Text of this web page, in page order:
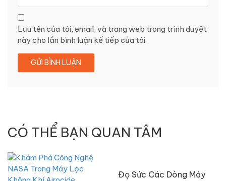
Lưu tên của tôi, email, và trang web trong trình duyệt
này cho lần bình luận kế tiếp của tôi.
CÓ THỂ BẠN QUAN TÂM
Đọ Sức Các Dòng Máy